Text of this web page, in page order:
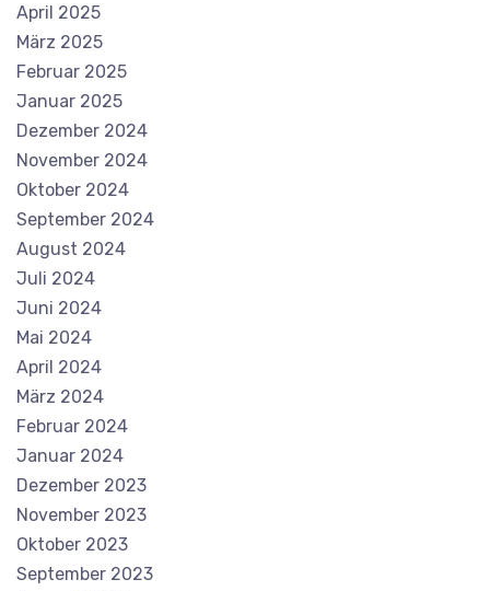
April 2025
März 2025
Februar 2025
Januar 2025
Dezember 2024
November 2024
Oktober 2024
September 2024
August 2024
Juli 2024
Juni 2024
Mai 2024
April 2024
März 2024
Februar 2024
Januar 2024
Dezember 2023
November 2023
Oktober 2023
September 2023